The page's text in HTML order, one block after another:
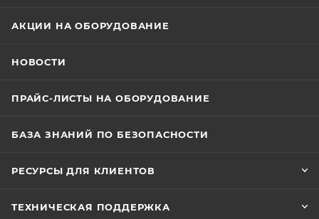
АКЦИИ НА ОБОРУДОВАНИЕ
НОВОСТИ
ПРАЙС-ЛИСТЫ НА ОБОРУДОВАНИЕ
БАЗА ЗНАНИЙ ПО БЕЗОПАСНОСТИ
РЕСУРСЫ ДЛЯ КЛИЕНТОВ
ТЕХНИЧЕСКАЯ ПОДДЕРЖКА